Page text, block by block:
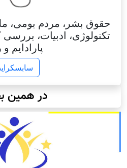
حقوق بشر، مردم بومی،
تکنولوژی، ادبیات، بررسی
پارادایم
در